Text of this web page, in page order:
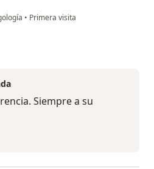
• Primera visita
Cortez Herrera
Siempre a su